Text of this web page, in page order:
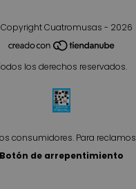
Cuatromusas - 2026
los derechos reservados.
consumidores. Para reclamos
Botón de arrepentimiento